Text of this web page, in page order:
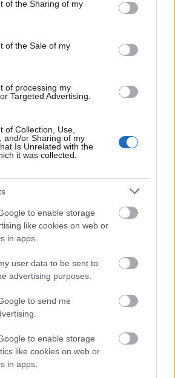
or usage behaviour. You may click to
to Google and its third-party tags to
specified purposes in below Google
of the Sharing of my
of the Sale of my
of processing my
Targeted Advertising.
of Collection, Use,
and/or Sharing of my
Is Unrelated with the
it was collected.
to enable storage
like cookies on web or
in apps.
user data to be sent to
advertising purposes.
to send me
to enable storage
like cookies on web or
in apps.
miatt idegesebb?
Messengeren
könnyebben megtaláld a
cikkeit
a Glamour cikkeit aGoogle hírekben